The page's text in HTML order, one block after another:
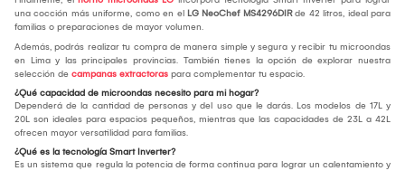
una cocción más uniforme, como en el LG NeoChef MS4296DIRde 42 litros, ideal para
familias o preparaciones de mayor volumen.
Además, podrás realizar tu compra de manera simple y segura y recibir tu microondas
en Lima y las principales provincias. También tienes la opción de explorar nuestra
selección de campanas extractoras para complementar tu espacio.
¿Qué capacidad de microondas necesito para mi hogar?
Dependerá de la cantidad de personas y del uso que le darás. Los modelos de 17L y
20L son ideales para espacios pequeños, mientras que las capacidades de 23L a 42L
ofrecen mayor versatilidad para familias.
¿Qué es la tecnología Smart Inverter?
Es un sistema que regula la potencia de forma continua para lograr un calentamiento y